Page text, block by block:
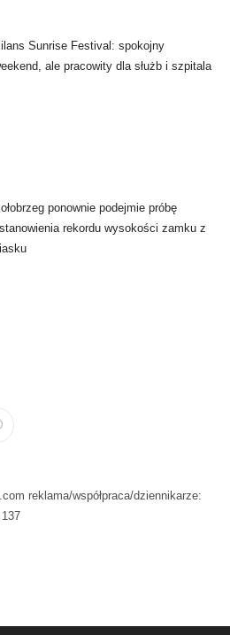
Sunrise Festival: spokojny
ale pracowity dla służb i szpitala
ponownie podejmie próbę
rekordu wysokości zamku z
reklama/współpraca/dziennikarze: